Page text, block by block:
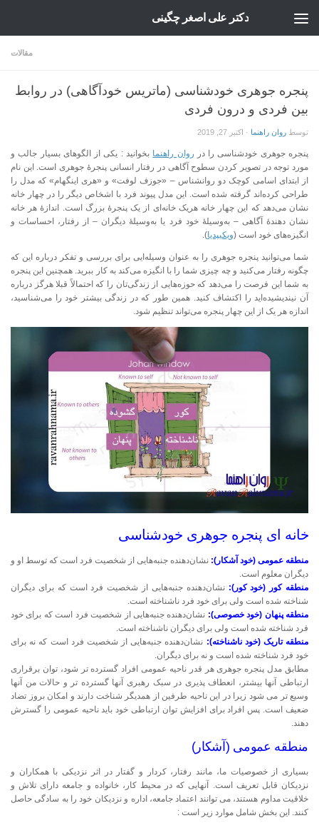
دکتر علی اصغر چگینی
مقالات
پنجره جوهری خودشناسی (ماتریس خودآگاهی) در روابط
بین فردی و درون فردی
توسط روان راهنما · اکتبر 27, 2019
پنجره جوهری خودشناسی را در روان راهنما بخوانید : یکی از الگوهای بسیار جالب و
مورد توجه در تصویر کردن سطوح آگاهی در رفتار انسانی پنجرهٔ جوهری است. این نام
از ابتدای اسامی کوچک دو روانشناس – «جوزف لوفت» و «هری اینگهام» که مدل را
طراحی کرده‌اند گرفته شده است. این مدل پیوند فرد با اشخاص دیگر را در چهار خانه
نشان می‌دهد که این چهار خانه هریک خانه‌ای از یک پنجرهٔ بزرگ است. اندازهٔ هر خانه
نشان دهندهٔ آگاهی – به‌وسیلهٔ خود فرد یا به‌وسیلهٔ دیگران – از رفتار، احساسات و
انگیزه‌های خود است (ویکیپدیا).
شما می‌توانید پنجره جوهری را به‌ عنوان وسیله‌ایی برای بررسی و تفکر درباره این که
چگونه رفتار می‌کنید و چه چیزی شما را با انگیزه می‌کند به کار ببرید. همچنین این پنجره
به شما این فرصت را می‌دهد که حوزه‌هایی از زندگی‌تان را که احتمالاً قبلا هرگز درباره
آن نیندیشیده‌اید را اکتشاف کنید. همین طور که در زندگی بیشتر خود را می‌شناسید،
اندازه هر یک از این چهار پنجره می‌تواند تنظیم شود.
خانه ای پنجره جوهری خودشناسی
منطقه عمومی (خود آشکار): نشان‌دهنده جنبه‌هایی از شخصیت فرد است که توسط او و
دیگران معلوم است.
منطقه کور (خود کور): نشان‌دهنده جنبه‌هایی از شخصیت فرد است که برای دیگران
شناخته شده است ولی برای خود فرد ناشناخته است.
منطقه پنهان (خود خصوصی): نشان‌دهنده جنبه‌هایی از شخصیت فرد است که برای خود
فرد شناخته شده است ولی برای دیگران ناشناخته است.
منطقه تاریک (خود ناشناخته): نشان‌دهنده جنبه‌هایی از شخصیت فرد است که نه برای
خود فرد شناخته شده است و نه برای دیگران.
مطابق مدل پنجره جوهری هر قدر ناحیه عمومی افراد گسترده تر شود، توان برقراری
ارتباطی آنها بیشتر، انعطاف پذیری در سبک رهبری آنها گسترده تر و حالات من آنها
وسیع تر می شود زیرا در این ناحیه طرفین از همدیگر شناخت دارند و امکان بروز تضاد
ضعیف است. پس افراد برای افزایش توان ارتباطی خود باید ناحیه عمومی را گسترش
دهند.
منطقه عمومی (آشکار)
بسیاری از خصوصیات ما، مانند رفتار، کردار و گفتار در اثر نزدیکی با همکاران و
نزدیکان قابل تعریف است. آنهایی که در محیط کار، خانواده و جامعه دارای تلاش و
خلاقیت مداوم هستند، می توانند اعتماد جامعه، اداره و نزدیکان خود را به سادگی حاصل
کنند. این بخش شامل موارد زیر است :